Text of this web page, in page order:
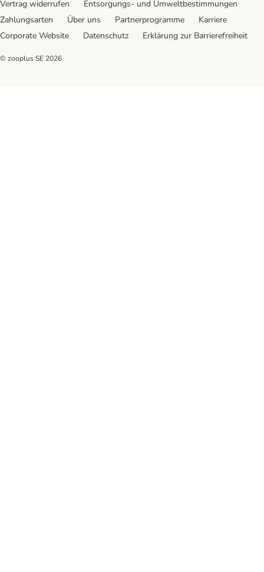
Vertrag widerrufen
Entsorgungs- und Umweltbestimmungen
Zahlungsarten
Über uns Partnerprogramme
Karriere
Corporate Website
Datenschutz Erklärung zur Barrierefreiheit
© zooplus SE 2026